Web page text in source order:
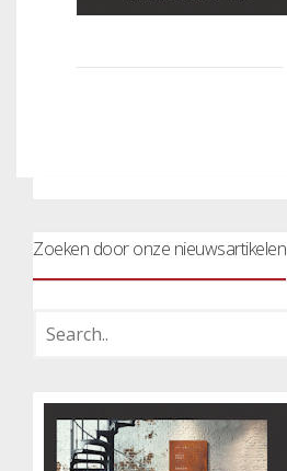
Zoeken door onze nieuwsartikelen